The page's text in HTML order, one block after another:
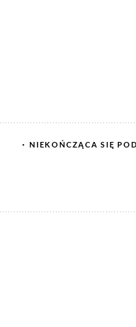
NIEKOŃCZĄCA SIĘ